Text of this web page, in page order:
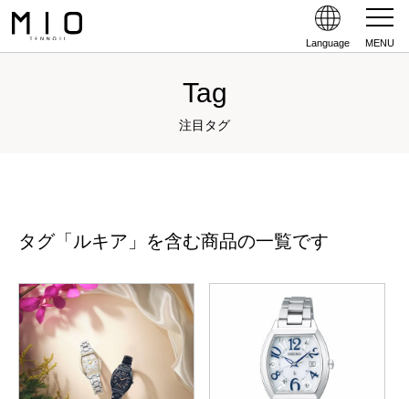
Language MENU
Tag
注目タグ
タグ「ルキア」を含む商品の一覧です